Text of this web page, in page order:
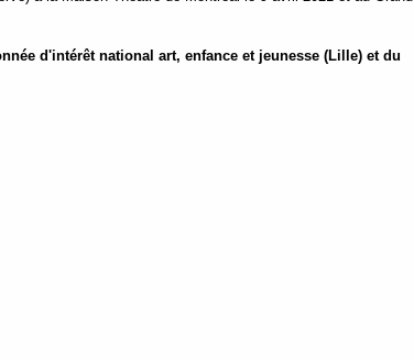
d'intérêt national art, enfance et jeunesse (Lille) et du